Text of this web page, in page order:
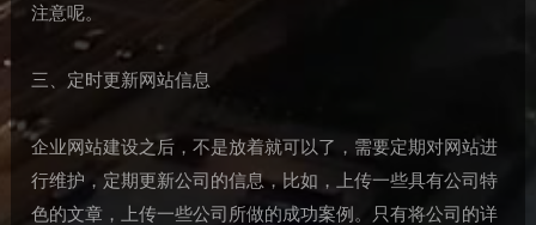
注意呢。
三、定时更新网站信息
企业网站建设之后，不是放着就可以了，需要定期对网站进
行维护，定期更新公司的信息，比如，上传一些具有公司特
色的文章，上传一些公司所做的成功案例。只有将公司的详